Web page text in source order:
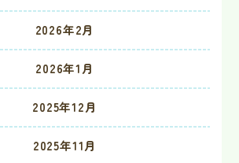
2026年2月
2026年1月
2025年12月
2025年11月